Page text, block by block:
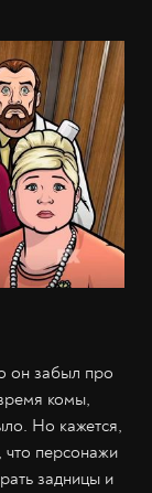
он забыл про
комы,
Но кажется,
что персонажи
задницы и